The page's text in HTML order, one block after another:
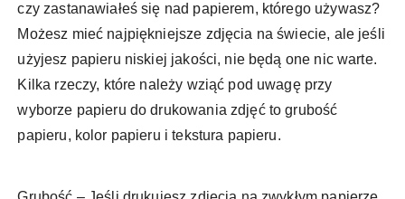
czy zastanawiałeś się nad papierem, którego używasz?
Możesz mieć najpiękniejsze zdjęcia na świecie, ale jeśli
użyjesz papieru niskiej jakości, nie będą one nic warte.
Kilka rzeczy, które należy wziąć pod uwagę przy
wyborze papieru do drukowania zdjęć to grubość
papieru, kolor papieru i tekstura papieru.